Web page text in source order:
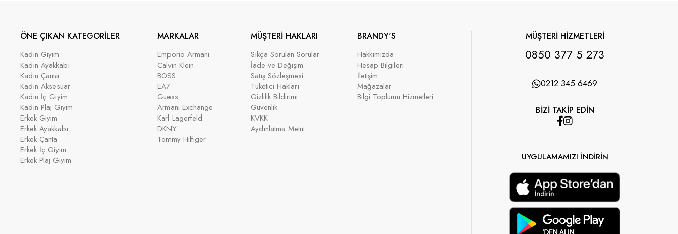
ÖNE ÇIKAN KATEGORİLER
Kadın Giyim
Kadın Ayakkabı
Kadın Çanta
Kadın Aksesuar
Kadın İç Giyim
Kadın Plaj Giyim
Erkek Giyim
Erkek Ayakkabı
Erkek Çanta
Erkek İç Giyim
Erkek Plaj Giyim
MARKALAR
Emporio Armani
Calvin Klein
BOSS
EA7
Guess
Armani Exchange
Karl Lagerfeld
DKNY
Tommy Hilfiger
MÜŞTERİ HAKLARI
Sıkça Sorulan Sorular
İade ve Değişim
Satış Sözleşmesi
Tüketici Hakları
Gizlilik Bildirimi
Güvenlik
KVKK
Aydınlatma Metni
BRANDY'S
Hakkımızda
Hesap Bilgileri
İletişim
Mağazalar
Bilgi Toplumu Hizmetleri
MÜŞTERİ HİZMETLERİ
0850 377 5 273
0212 345 6469
BİZİ TAKİP EDİN
UYGULAMAMIZI İNDİRİN